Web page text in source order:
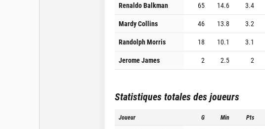
Renaldo Balkman
65 14.6 3.4
Mardy Collins
46 13.8 3.2
Randolph Morris
18 10.1 3.1
Jerome James
2 2.5 2
Statistiques totales des joueurs
Joueur G Min Pts